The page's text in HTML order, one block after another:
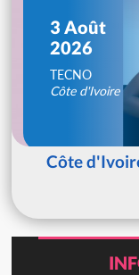
3 Août
2026
TECNO
Côte d'Ivoire
Côte